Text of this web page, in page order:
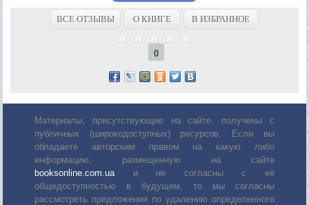
ВСЕ ОТЗЫВЫ О КНИГЕ В ИЗБРАННОЕ
0
Материалы, присутствующие на сайте, получены с
публичных (широкодоступных) ресурсов. Если вы
обладаете авторским правом на какую либо
информацию, размещенную на сайте
booksonline.com.ua и не согласны с её
общедоступностью в будущем, то мы согласны
рассмотреть предложения по удалению определенного